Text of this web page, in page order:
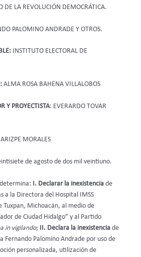
DE LA REVOLUCIÓN DEMOCRÁTICA.
PALOMINO ANDRADE Y OTROS.
INSTITUTO ELECTORAL DE
ALMA ROSA BAHENA VILLALOBOS
Y PROYECTISTA: EVERARDO TOVAR
MORALES
de agosto de dos mil veintiuno.
I. Declarar la inexistencia de
a la Directora del Hospital IMSS
Tuxpan, Michoacán, al medio de
de Ciudad Hidalgo” y al Partido
in vigilando; II. Declara la inexistencia de
Fernando Palomino Andrade por uso de
personalizada, utilización de